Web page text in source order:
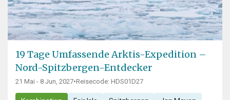
19 Tage Umfassende Arktis-Expedition –
Nord-Spitzbergen-Entdecker
21 Mai - 8 Jun, 2027•Reisecode: HDS01D27